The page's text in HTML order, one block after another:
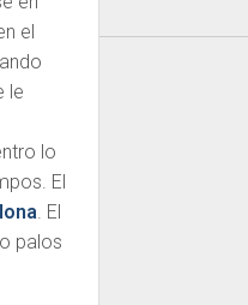
el
le
lo
El
. El
palos